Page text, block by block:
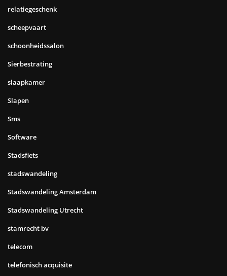
relatiegeschenk
scheepvaart
schoonheidssalon
Sierbestrating
slaapkamer
Slapen
Sms
Software
Stadsfiets
stadswandeling
Stadswandeling Amsterdam
Stadswandeling Utrecht
stamrecht bv
telecom
telefonisch acquisite